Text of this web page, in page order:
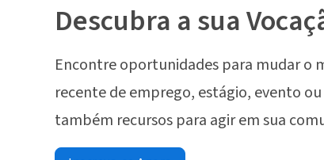
Descubra a sua
Encontre oportunidades para mudar o
recente de emprego, estágio, evento
também recursos para agir em sua